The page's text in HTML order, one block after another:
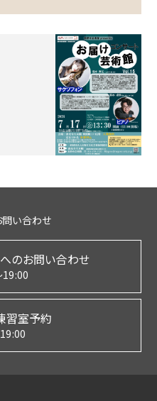
い合わせ
のお問い合わせ
習室予約